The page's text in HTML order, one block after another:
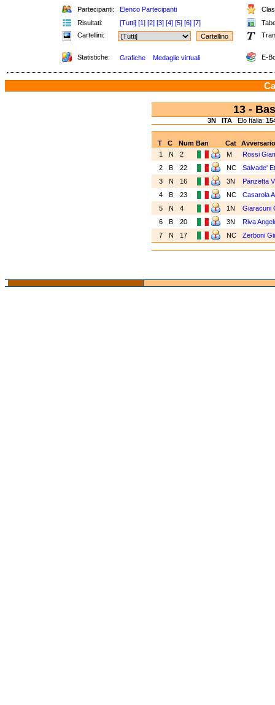
Partecipanti: Elenco Partecipanti
Risultati:
[Tutti] [1] [2] [3] [4] [5] [6] [7]
Cartellini:
Statistiche: Grafiche Medaglie virtuali E-
13 -
3N ITAElo Italia:
T C Num Ban Cat
Avversario
1
N 2 M
Rossi
2
B 22 NC
Salvade'
3
N 16 3N
Panzetta
4
B 23 NC
Casarola
5
N 4 1N
Giaracuni
6
B 20 3N
Riva
7
N 17 NC Zerboni